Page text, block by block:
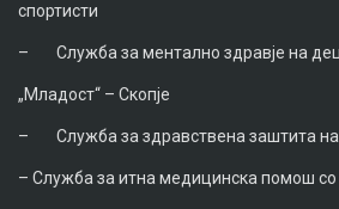
спортисти
– Служба за ментално здравје на
„Младост“ – Скопје
– Служба за здравствена заштита
– Служба за итна медицинска помош